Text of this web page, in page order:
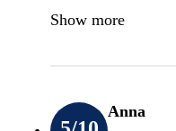
Show more
Anna